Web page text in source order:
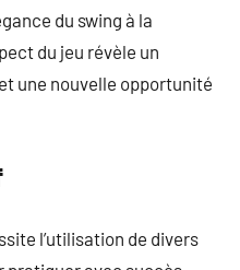
du swing à la
du jeu révèle un
une nouvelle opportunité
l’utilisation de divers